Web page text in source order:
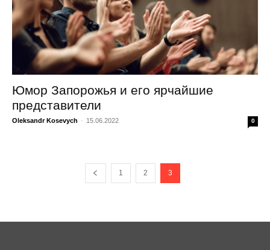
Юмор Запорожья и его ярчайшие
представители
Oleksandr Kosevych - 15.06.2022 0
1 2 3